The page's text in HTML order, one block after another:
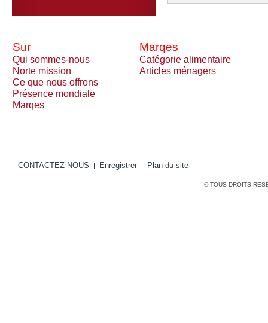
Sur Marqes
Qui sommes-nous
Catégorie alimentaire
Norte mission
Articles ménagers
Ce que nous offrons
Présence mondiale
Marqes
CONTACTEZ-NOUS Enregistrer Plan du site
© TOUS DROITS